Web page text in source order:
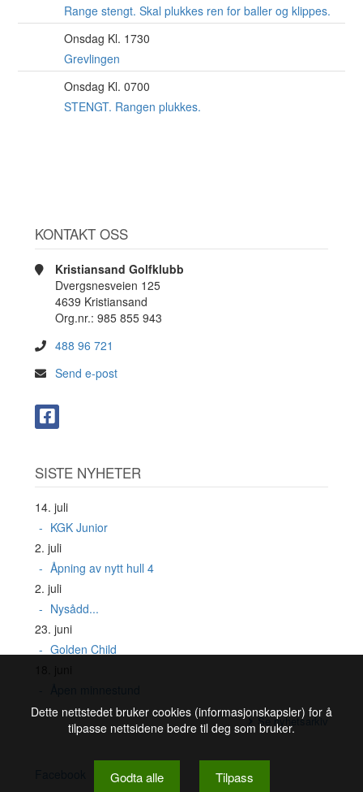
Range stengt. Skal plukkes ren for baller og klippes.
Onsdag Kl. 1730
Grevlingen
Onsdag Kl. 0700
STENGT. Rangen plukkes.
KONTAKT OSS
Kristiansand Golfklubb
Dvergsnesveien 125
4639 Kristiansand
Org.nr.: 985 855 943
488 96 721
Send e-post
SISTE NYHETER
14. juli
KGK Junior
2. juli
Åpning av nytt hull 4
2. juli
Nysådd...
23. juni
Golden Child
Se nyhetsarkiv
Dette nettstedet bruker cookies (informasjonskapsler) for å
tilpasse nettsidene bedre til deg som bruker.
Godta alle Tilpass